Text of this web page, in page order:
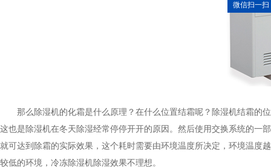
那么除湿机的化霜是什么原理？在什么位置结霜呢？除湿机结霜的
这也是除湿机在冬天除湿经常停停开开的原因。然后使用交换系统的一
就可达到除霜的实际效果，这个耗时需要由环境温度所决定，环境温度
较低的环境，冷冻除湿机除湿效果不理想。
微信扫一扫